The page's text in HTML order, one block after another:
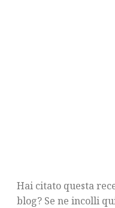
Hai citato questa
blog? Se ne incolli